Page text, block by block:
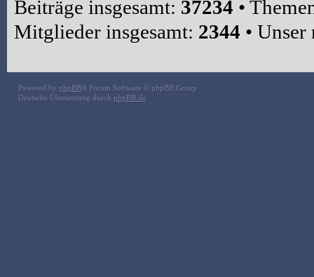
Beiträge insgesamt: 37234 •
Mitglieder insgesamt: 2344 •
Powered by phpBB® Forum Software © phpBB Group
Deutsche Übersetzung durch phpBB.de